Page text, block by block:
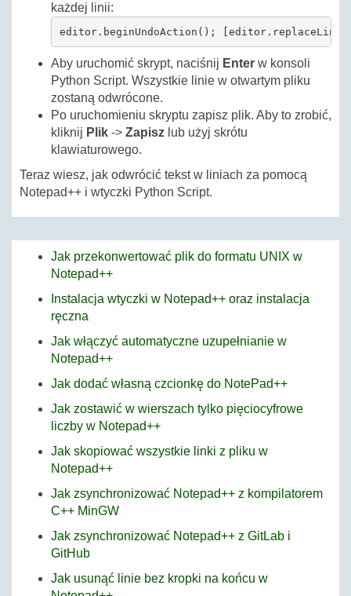
każdej linii:
editor.beginUndoAction();
Aby uruchomić skrypt, naciśnij Enter w konsoli
Python Script. Wszystkie linie w otwartym pliku
zostaną odwrócone.
Po uruchomieniu skryptu zapisz plik. Aby to zrobić,
kliknij Plik -> Zapisz lub użyj skrótu
klawiaturowego.
Teraz wiesz, jak odwrócić tekst w liniach za pomocą
Notepad++ i wtyczki Python Script.
Jak przekonwertować plik do formatu UNIX w
Notepad++
Instalacja wtyczki w Notepad++ oraz instalacja
ręczna
Jak włączyć automatyczne uzupełnianie w
Notepad++
Jak dodać własną czcionkę do NotePad++
Jak zostawić w wierszach tylko pięciocyfrowe
liczby w Notepad++
Jak skopiować wszystkie linki z pliku w
Notepad++
Jak zsynchronizować Notepad++ z kompilatorem
C++ MinGW
Jak zsynchronizować Notepad++ z GitLab i
GitHub
Jak usunąć linie bez kropki na końcu w